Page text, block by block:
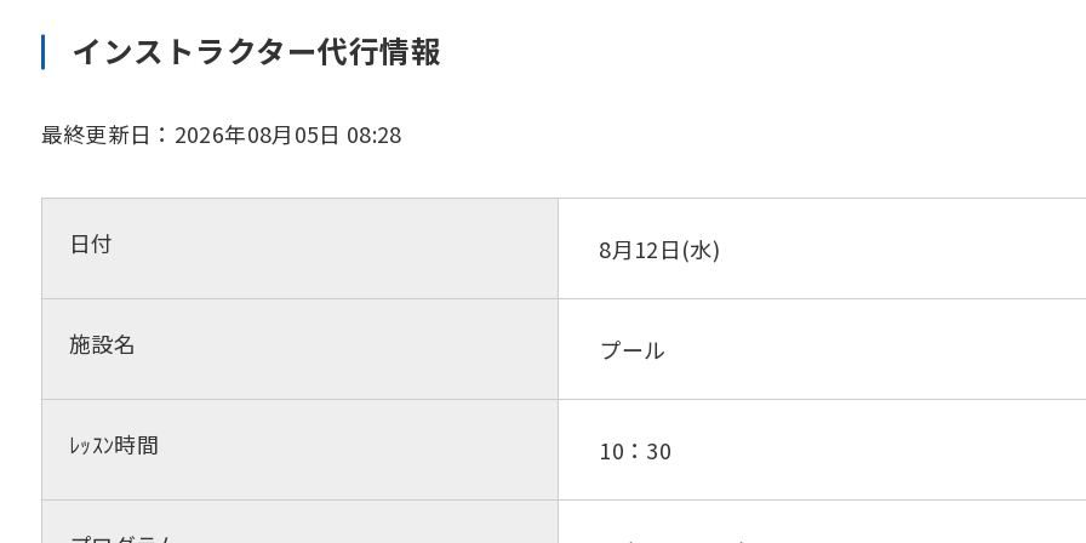
インストラクター代行情報
最終更新日：2026年08月05日 08:28
日付 8月12日(水)
施設名 プール
ﾚｯｽﾝ時間 10：30